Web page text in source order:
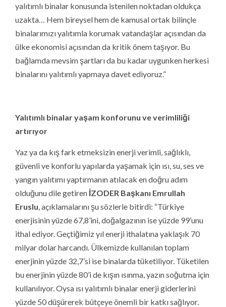
yalıtımlı binalar konusunda istenilen noktadan oldukça
uzakta… Hem bireysel hem de kamusal ortak bilinçle
binalarımızı yalıtımla korumak vatandaşlar açısından da
ülke ekonomisi açısından da kritik önem taşıyor. Bu
bağlamda mevsim şartları da bu kadar uygunken herkesi
binalarını yalıtımlı yapmaya davet ediyoruz.”
Yalıtımlı binalar yaşam konforunu ve verimliliği
artırıyor
Yaz ya da kış fark etmeksizin enerji verimli, sağlıklı,
güvenli ve konforlu yapılarda yaşamak için ısı, su, ses ve
yangın yalıtımı yaptırmanın atılacak en doğru adım
olduğunu dile getiren İZODER Başkanı Emrullah
Eruslu, açıklamalarını şu sözlerle bitirdi: “Türkiye
enerjisinin yüzde 67,8’ini, doğalgazının ise yüzde 99’unu
ithal ediyor. Geçtiğimiz yıl enerji ithalatına yaklaşık 70
milyar dolar harcandı. Ülkemizde kullanılan toplam
enerjinin yüzde 32,7’si ise binalarda tüketiliyor. Tüketilen
bu enerjinin yüzde 80’i de kışın ısınma, yazın soğutma için
kullanılıyor. Oysa ısı yalıtımlı binalar enerji giderlerini
yüzde 50 düşürerek bütçeye önemli bir katkı sağlıyor.